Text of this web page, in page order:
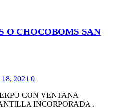
O CHOCOBOMS SAN
18, 2021 0
CON VENTANA
INCORPORADA .